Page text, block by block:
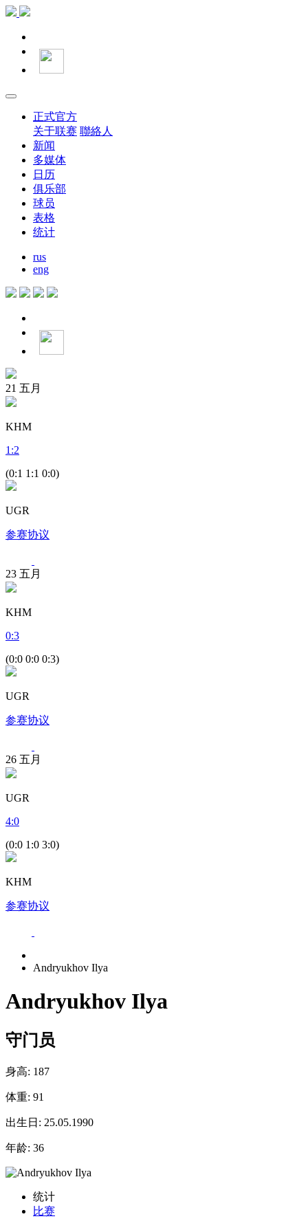
正式官方
关于联赛 聯絡人
新闻
多媒体
日历
俱乐部
球员
表格
统计
rus
eng
21 五月
KHM
1 :2
(0:1 1:1 0:0)
UGR
参赛协议
23 五月
KHM
0:3
(0:0 0:0 0:3)
UGR
参赛协议
26 五月
UGR
4:0
(0:0 1:0 3:0)
KHM
参赛协议
Andryukhov Ilya
Andryukhov Ilya
守门员
身高: 187
体重: 91
出生日: 25.05.1990
年龄: 36
统计
比赛